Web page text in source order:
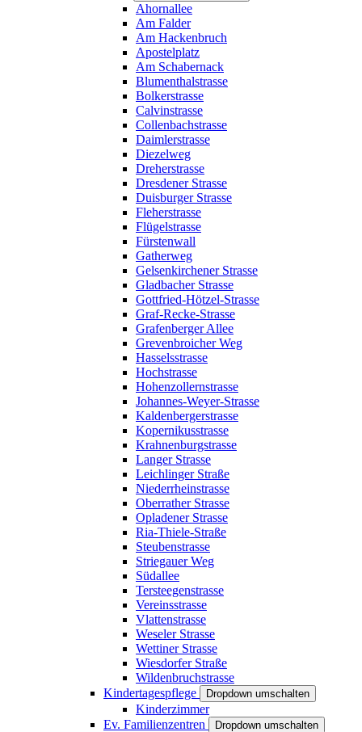
Ahornallee
Am Falder
Am Hackenbruch
Apostelplatz
Am Schabernack
Blumenthalstrasse
Bolkerstrasse
Calvinstrasse
Collenbachstrasse
Daimlerstrasse
Diezelweg
Dreherstrasse
Dresdener Strasse
Duisburger Strasse
Fleherstrasse
Flügelstrasse
Fürstenwall
Gatherweg
Gelsenkirchener Strasse
Gladbacher Strasse
Gottfried-Hötzel-Strasse
Graf-Recke-Strasse
Grafenberger Allee
Grevenbroicher Weg
Hasselsstrasse
Hochstrasse
Hohenzollernstrasse
Johannes-Weyer-Strasse
Kaldenbergerstrasse
Kopernikusstrasse
Krahnenburgstrasse
Langer Strasse
Leichlinger Straße
Niederrheinstrasse
Oberrather Strasse
Opladener Strasse
Ria-Thiele-Straße
Steubenstrasse
Striegauer Weg
Südallee
Tersteegenstrasse
Vereinsstrasse
Vlattenstrasse
Weseler Strasse
Wettiner Strasse
Wiesdorfer Straße
Wildenbruchstrasse
Kindertagespflege
Dropdown umschalten
Kinderzimmer
Ev. Familienzentren
Dropdown umschalten